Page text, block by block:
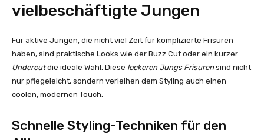
vielbeschäftigte Jungen
Für aktive Jungen, die nicht viel Zeit für komplizierte Frisuren
haben, sind praktische Looks wie der Buzz Cut oder ein kurzer
Undercutdie ideale Wahl. Diese lockeren Jungs Frisuren sind nicht
nur pflegeleicht, sondern verleihen dem Styling auch einen
coolen, modernen Touch.
Schnelle Styling-Techniken für den